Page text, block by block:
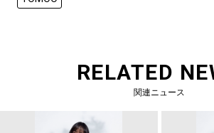
RELATED
関連ニュース